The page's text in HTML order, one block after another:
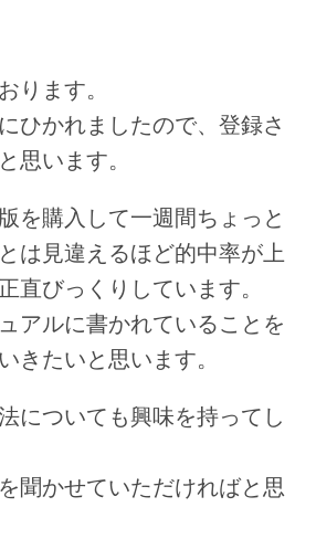
ります。
ひかれましたので、登録さ
思います。
を購入して一週間ちょっと
は見違えるほど的中率が上
直びっくりしています。
アルに書かれていることを
きたいと思います。
についても興味を持ってし
聞かせていただければと思